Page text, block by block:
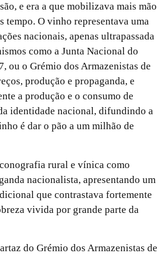
e era a que mobilizava mais mão
tempo. O vinho representava uma
nacionais, apenas ultrapassada
como a Junta Nacional do
ou o Grémio dos Armazenistas de
produção e propaganda, e
a produção e o consumo de
identidade nacional, difundindo a
é dar o pão a um milhão de
rural e vínica como
nacionalista, apresentando um
que contrastava fortemente
vivida por grande parte da
do Grémio dos Armazenistas de